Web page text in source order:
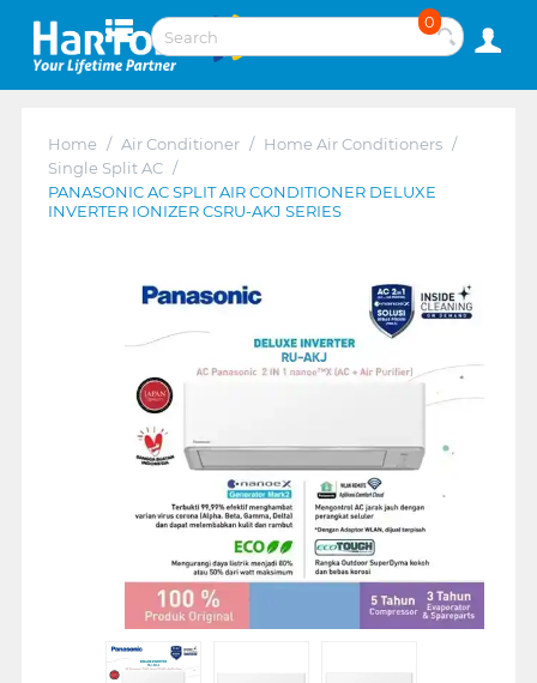
0
Home / Air Conditioner / Home Air Conditioners /
Single Split AC /
PANASONIC AC SPLIT AIR CONDITIONER DELUXE
INVERTER IONIZER CSRU-AKJ SERIES